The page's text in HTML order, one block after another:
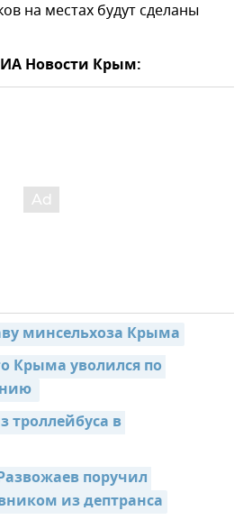
на местах будут сделаны
Новости Крым:
минсельхоза Крыма
Крыма уволился по
троллейбуса в
поручил
из дептранса